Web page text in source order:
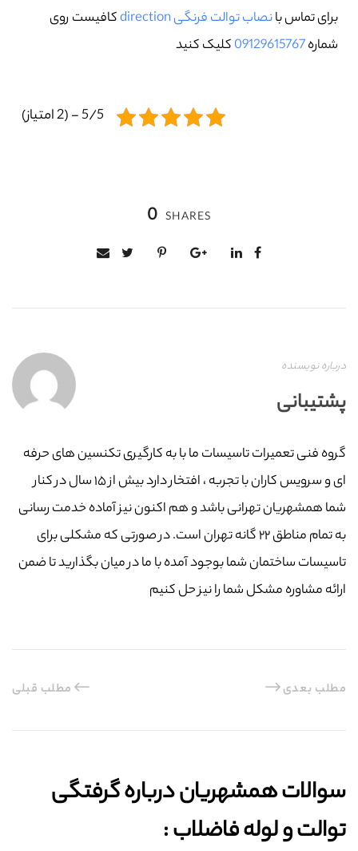
برای تماس بانصاب توالت فرنگی direction
کافیست روی
شماره09129615767کلیک کنید
5/5 - (2 امتیاز)
0 SHARES
درباره نویسنده
پشتیبانی
گروه فنی تعمیرات تاسیسات ما با به‌ کارگیری تکنسین های حرفه
ای و سرویس کاران با تجربه ، افتخار دارد بیش از ۱۵ سال در کنار
شما همشهریان تهرانی باشد و هم اکنون نیز آماده خدمت رسانی
به تمام مناطق ۲۲ گانه تهران است. در صورتی که مشکلی برای
تاسیسات ساختمان شما بوجود آمده با ما در میان بگذارید تا ضمن
ارائه مشاوره مشکل شما را نیز حل کنیم
مطلب قبلی مطلب بعدی
سوالات همشهریان درباره گرفتگی
توالت و لوله فاضلاب :‌